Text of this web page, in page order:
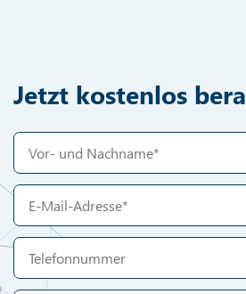
Jetzt kostenlos